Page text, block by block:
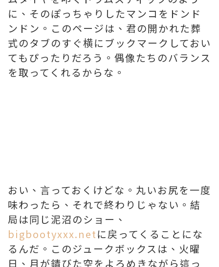
に、そのぽっちゃりしたマンコをドンド
ンドン。このページは、君の開かれた葬
式のタブのすぐ横にブックマークしておい
てもぴったりだろう。偶像たちのバランス
を取ってくれるからな。
おい、言っておくけどな。丸いお尻を一度
味わったら、それで終わりじゃない。結
局は同じ泥沼のショー、
bigbootyxxx.netに戻ってくることにな
るんだ。このジュークボックスは、火曜
日、月が錆びた空をよろめきながら這っ